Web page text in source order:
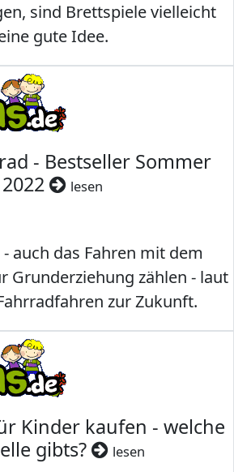
sind Brettspiele vielleicht
gute Idee.
- Bestseller Sommer
2022
lesen
auch das Fahren mit dem
Grunderziehung zählen - laut
zur Zukunft.
Kinder kaufen - welche
gibts?
lesen